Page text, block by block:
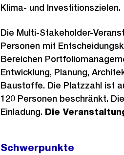
Klima- und Investitionszielen.
Die Multi-Stakeholder-
Personen mit
Bereichen
Entwicklung, Planung,
Baustoffe. Die Platzzahl ist
120 Personen beschränkt.
Einladung. Die
Schwerpunkte